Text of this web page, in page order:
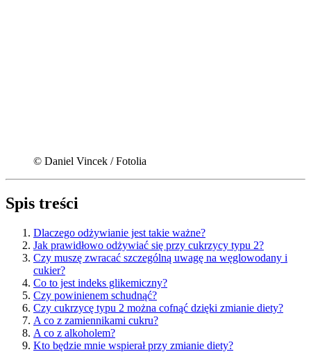
© Daniel Vincek / Fotolia
Spis treści
Dlaczego odżywianie jest takie ważne?
Jak prawidłowo odżywiać się przy cukrzycy typu 2?
Czy muszę zwracać szczególną uwagę na węglowodany i
cukier?
Co to jest indeks glikemiczny?
Czy powinienem schudnąć?
Czy cukrzycę typu 2 można cofnąć dzięki zmianie diety?
A co z zamiennikami cukru?
A co z alkoholem?
Kto będzie mnie wspierał przy zmianie diety?